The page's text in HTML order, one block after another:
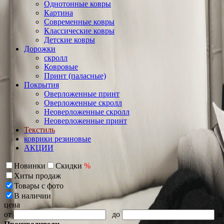
Однотонные ковры
Картина
Современные ковры
Классические ковры
Детские ковры
Дорожки
скролл
Ковровые
Принт (паласные)
Покрытия
Оверложенные принт
Оверложенные скролл
Неоверложенные скролл
Неоверложенные принт
Текстиль
коврики резиновые
АКЦИИ
Новинки Скидки %
Хиты продаж
Товары с фото
В наличии
цена
от
до